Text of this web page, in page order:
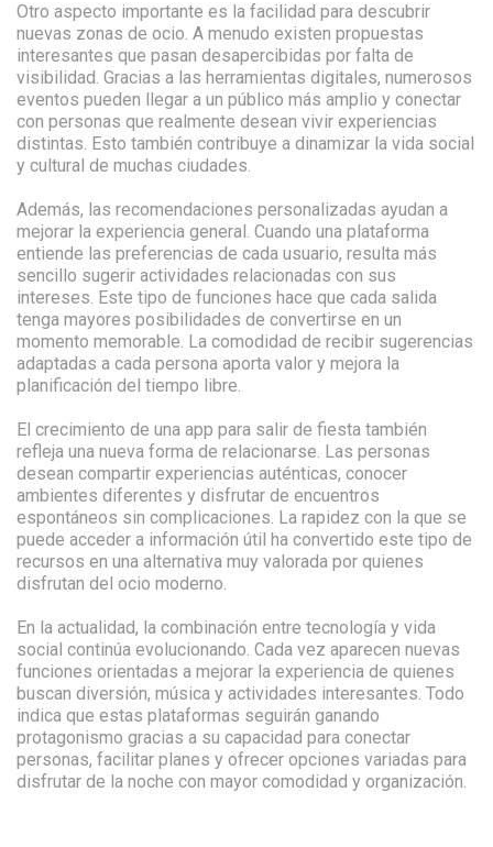
Otro aspecto importante es la facilidad para descubrir
nuevas zonas de ocio. A menudo existen propuestas
interesantes que pasan desapercibidas por falta de
visibilidad. Gracias a las herramientas digitales, numerosos
eventos pueden llegar a un público más amplio y conectar
con personas que realmente desean vivir experiencias
distintas. Esto también contribuye a dinamizar la vida social
y cultural de muchas ciudades.
Además, las recomendaciones personalizadas ayudan a
mejorar la experiencia general. Cuando una plataforma
entiende las preferencias de cada usuario, resulta más
sencillo sugerir actividades relacionadas con sus
intereses. Este tipo de funciones hace que cada salida
tenga mayores posibilidades de convertirse en un
momento memorable. La comodidad de recibir sugerencias
adaptadas a cada persona aporta valor y mejora la
planificación del tiempo libre.
El crecimiento de una app para salir de fiesta también
refleja una nueva forma de relacionarse. Las personas
desean compartir experiencias auténticas, conocer
ambientes diferentes y disfrutar de encuentros
espontáneos sin complicaciones. La rapidez con la que se
puede acceder a información útil ha convertido este tipo de
recursos en una alternativa muy valorada por quienes
disfrutan del ocio moderno.
En la actualidad, la combinación entre tecnología y vida
social continúa evolucionando. Cada vez aparecen nuevas
funciones orientadas a mejorar la experiencia de quienes
buscan diversión, música y actividades interesantes. Todo
indica que estas plataformas seguirán ganando
protagonismo gracias a su capacidad para conectar
personas, facilitar planes y ofrecer opciones variadas para
disfrutar de la noche con mayor comodidad y organización.